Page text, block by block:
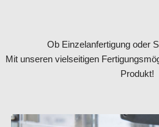
Ob Einzelanfertigung oder
Mit unseren vielseitigen
Produkt!